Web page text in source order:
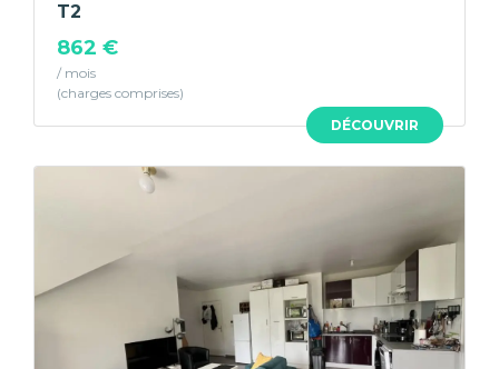
DÉCOUVRIR
T2
862 €
/ mois